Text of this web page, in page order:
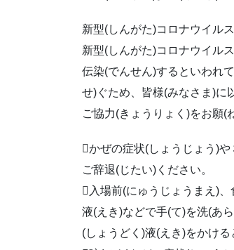
新型(しんがた)コロナウイル
新型(しんがた)コロナウイル
伝染(でんせん)するといわれ
せ)ぐため、皆様(みなさま)に
ご協力(きょうりょく)をお願(
かぜの症状(しょうじょう)
ご辞退(じたい)ください。
入場前(にゅうじょうまえ)
液(えき)などで手(て)を洗(あ
(しょうどく)液(えき)をかける